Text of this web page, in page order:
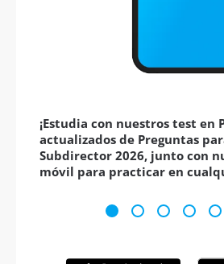
¡Estudia con nuestros test en
actualizados de Preguntas
Subdirector 2026, junto con
móvil para practicar en